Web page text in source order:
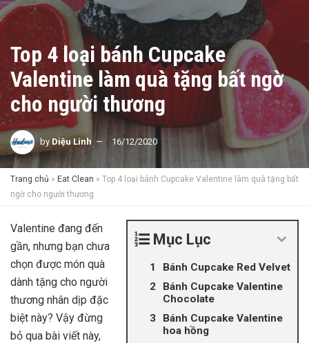
Top 4 loại bánh Cupcake
Valentine làm quà tặng bất ngờ
cho người thương
by Diệu Linh 16/12/2020
Trang chủ » Eat Clean » Top 4 loại bánh Cupcake Valentine làm quà tặng bất
ngờ cho người thương
Mục Lục
Bánh Cupcake Red Velvet
Bánh Cupcake Valentine
Chocolate
Bánh Cupcake Valentine
hoa hồng
Valentine đang đến
gần, nhưng bạn chưa
chọn được món quà
dành tặng cho người
thương nhân dịp đặc
biệt này? Vậy đừng
bỏ qua bài viết này,